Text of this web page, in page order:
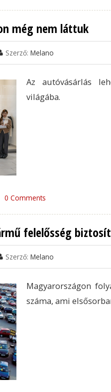
még nem láttuk
Szerző: Melano
Az autóvásárlás
világába.
0 Comments
felelősség
Szerző: Melano
Magyarországon
száma, ami